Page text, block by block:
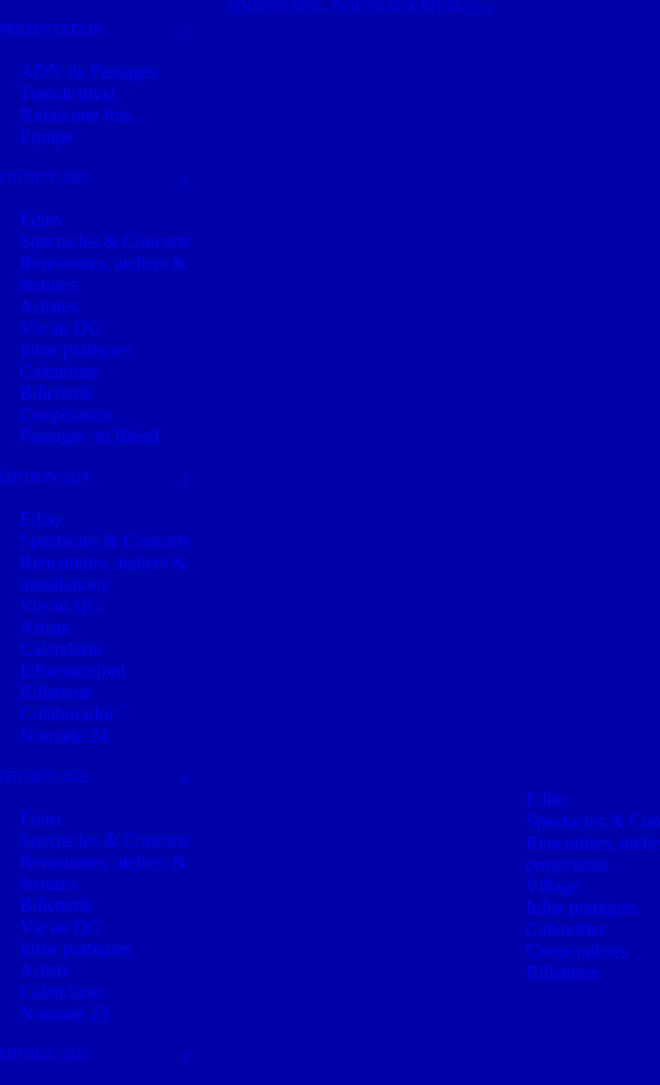
PRÉSENTATION
ADN de Passages
Transfestival
Il était une fois…
Equipe
EDITION 2025
Edito
Spectacles & Concerts
Rencontres, ateliers &
lectures
Artistes
Vie au QG
Infos pratiques
Calendrier
Billetterie
Coopération
Passages au Brésil
ÉDITION 2024
Edito
Spectacles & Concerts
Rencontres, ateliers &
installations
Vie au QG
Artists
Calendariu
Informazzjoni
Billetterie
Colaborador
Nomade 24
ÉDITION 2023
Edito
Spectacles & Concerts
Rencontres, ateliers &
lectures
Billetterie
Vie au QG
Infos pratiques
Artisti
Calendario
Nomade 23
ÉDITION 2022
EDITION 2026 – NOUVEAUX RIVAGES
Edito
Spectacles &
Rencontres,
projections
Village
Infos pratiques
Calendrier
Coopérations
Billetterie